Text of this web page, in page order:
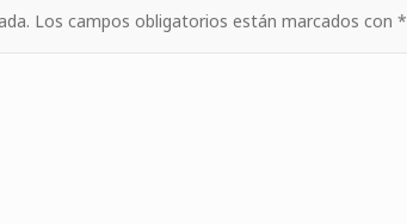
Los campos obligatorios están marcados con *